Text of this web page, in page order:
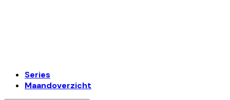
Series
Maandoverzicht